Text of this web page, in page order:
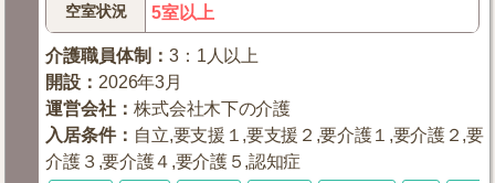
空室状況 5室以上
介護職員体制 ：3：1人以上
開設 ： 2026年3月
運営会社 ：株式会社木下の介護
入居条件： 自立,要支援１,要支援２,要介護１,要介護２,要
介護３,要介護４,要介護５,認知症